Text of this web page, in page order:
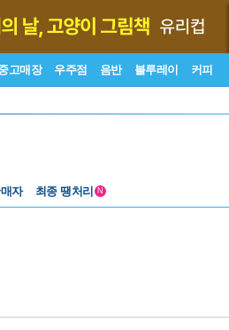
고매장 우주점 음반 블루레이 커피
자 최종 땡처리 N